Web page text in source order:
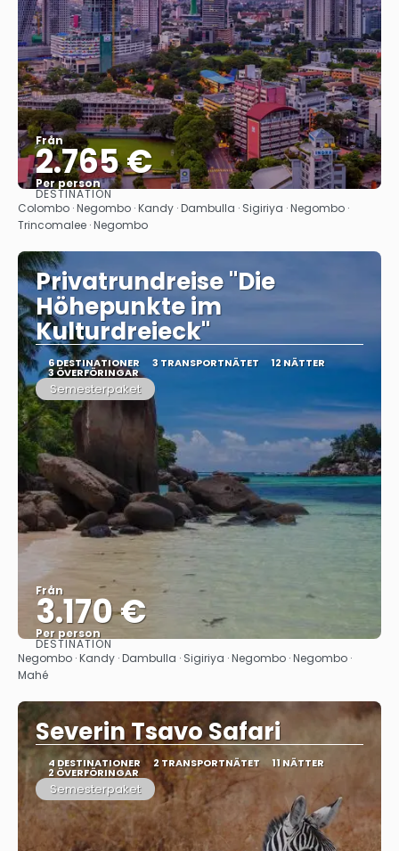
Från
2.765 €
Per person
Se
DESTINATION
Colombo · Negombo · Kandy · Dambulla · Sigiriya · Negombo ·
Trincomalee · Negombo
Privatrundreise "Die
Höhepunkte im
Kulturdreieck"
6 DESTINATIONER 3 TRANSPORTNÄTET 12 NÄTTER
3 ÖVERFÖRINGAR
Semesterpaket
Från
3.170 €
Per person
Se
DESTINATION
Negombo · Kandy · Dambulla · Sigiriya · Negombo · Negombo ·
Mahé
Severin Tsavo Safari
4 DESTINATIONER 2 TRANSPORTNÄTET 11 NÄTTER
2 ÖVERFÖRINGAR
Semesterpaket